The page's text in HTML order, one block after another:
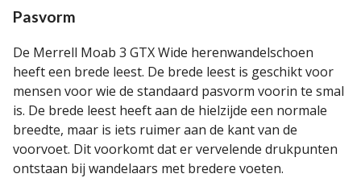
Pasvorm
De Merrell Moab 3 GTX Wide herenwandelschoen
heeft een brede leest. De brede leest is geschikt voor
mensen voor wie de standaard pasvorm voorin te smal
is. De brede leest heeft aan de hielzijde een normale
breedte, maar is iets ruimer aan de kant van de
voorvoet. Dit voorkomt dat er vervelende drukpunten
ontstaan bij wandelaars met bredere voeten.